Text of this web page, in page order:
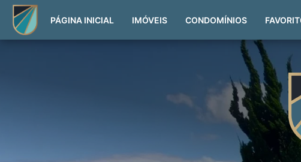
PÁGINA INICIAL IMÓVEIS CONDOMÍNIOS